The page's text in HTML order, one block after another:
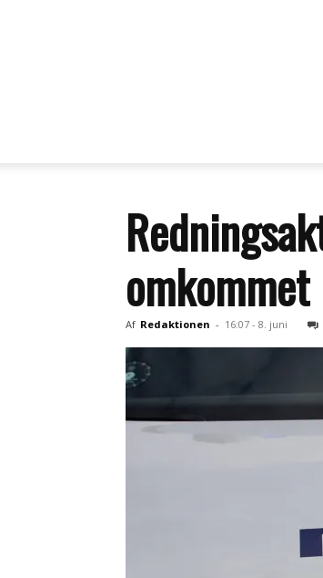
omkommet
Af Redaktionen - 16:07 - 8. juni